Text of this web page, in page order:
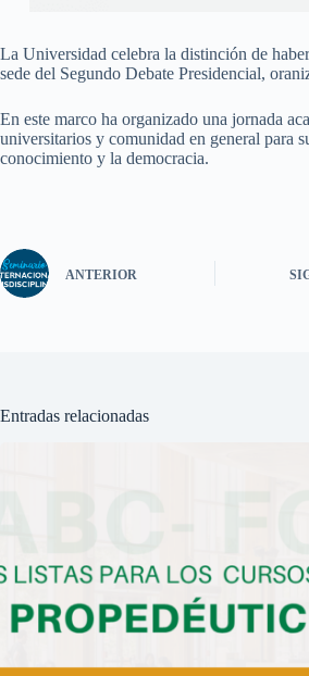
La Universidad celebra la distinción de
sede del Segundo Debate Presidencial,
En este marco ha organizado una jornada
universitarios y comunidad en general para
conocimiento y la democracia.
ANTERIOR
Entradas relacionadas